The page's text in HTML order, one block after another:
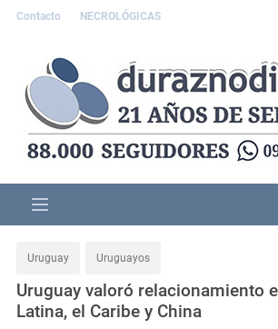
Contacto NECROLÓGICAS
Uruguay Uruguayos
Uruguay valoró relacionamiento
Latina, el Caribe y China